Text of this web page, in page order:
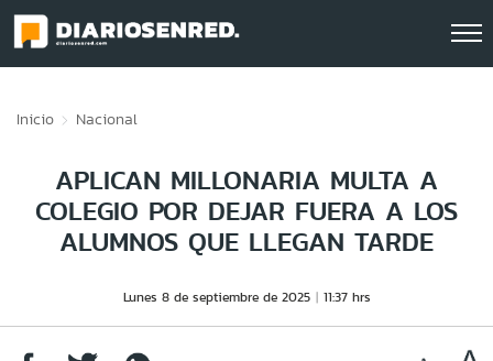
Inicio Nacional
APLICAN MILLONARIA MULTA A
COLEGIO POR DEJAR FUERA A LOS
ALUMNOS QUE LLEGAN TARDE
Lunes 8 de septiembre de 2025 11:37 hrs